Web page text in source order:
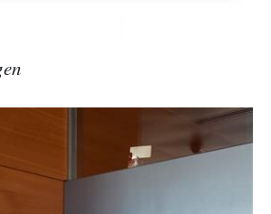
Fratze des Krieges.